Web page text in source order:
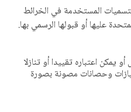
المستخدمة في الخرائط
عليها أو قبولها الرسمي بها.
يمكن اعتباره تقييدا أو تنازلا
وحصانات مصونة بصورة